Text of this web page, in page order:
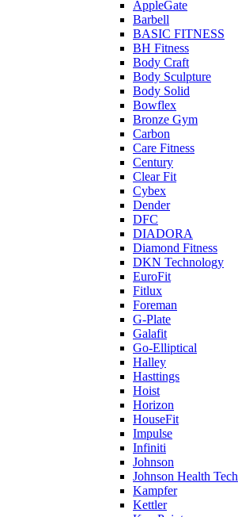
AppleGate
Barbell
BASIC FITNESS
BH Fitness
Body Craft
Body Sculpture
Body Solid
Bowflex
Bronze Gym
Carbon
Care Fitness
Century
Clear Fit
Cybex
Dender
DFC
DIADORA
Diamond Fitness
DKN Technology
EuroFit
Fitlux
Foreman
G-Plate
Galafit
Go-Elliptical
Halley
Hasttings
Hoist
Horizon
HouseFit
Impulse
Infiniti
Johnson
Johnson Health Tech
Kampfer
Kettler